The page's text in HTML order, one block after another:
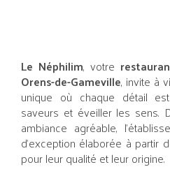
Le Néphilim, votre
Orens-de-Gameville, invite à
unique où chaque détail
saveurs et éveiller les sens.
ambiance agréable,
d’exception élaborée à partir
pour leur qualité et leur origine.